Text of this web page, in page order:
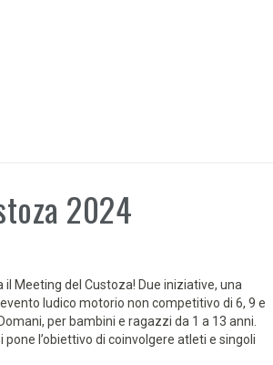
2024
Meeting del Custoza! Due iniziative, una
ludico motorio non competitivo di 6, 9 e
per bambini e ragazzi da 1 a 13 anni.
l’obiettivo di coinvolgere atleti e singoli